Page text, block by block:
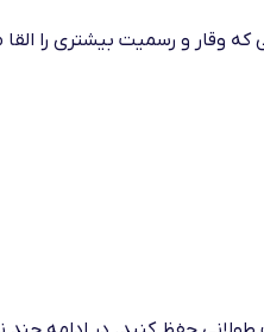
که وقار و رسمیت بیشتری را